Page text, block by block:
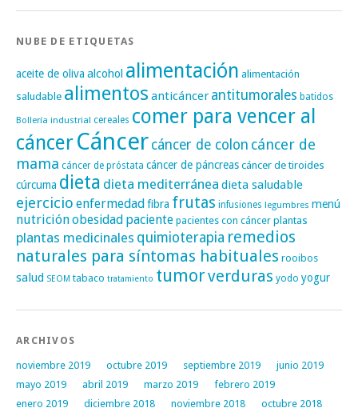
NUBE DE ETIQUETAS
aceite de oliva alcohol alimentación alimentación
saludable alimentos anticáncer antitumorales batidos
Bollería industrial cereales comer para vencer al
cáncerCáncer cáncer de colon cáncer de
mama cáncer de próstata cáncer de páncreascáncer de tiroides
cúrcuma dieta dieta mediterránea dieta saludable
ejercicio enfermedadfibra frutas infusiones legumbres menú
nutriciónobesidad paciente pacientes con cáncer plantas
plantas medicinales quimioterapia remedios
naturales para síntomas habituales rooibos
salud SEOM tabaco tratamiento tumorverduras yodo yogur
ARCHIVOS
noviembre 2019 octubre 2019 septiembre 2019
junio 2019
mayo 2019
abril 2019 marzo 2019
febrero 2019
enero 2019
diciembre 2018 noviembre 2018
octubre 2018